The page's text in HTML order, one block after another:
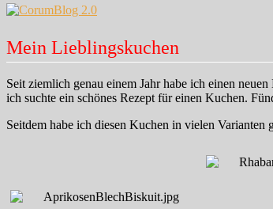
Mein Lieblingskuchen
Seit ziemlich genau einem Jahr habe ich einen
ich suchte ein schönes Rezept für einen Kuchen.
Seitdem habe ich diesen Kuchen in vielen Varianten